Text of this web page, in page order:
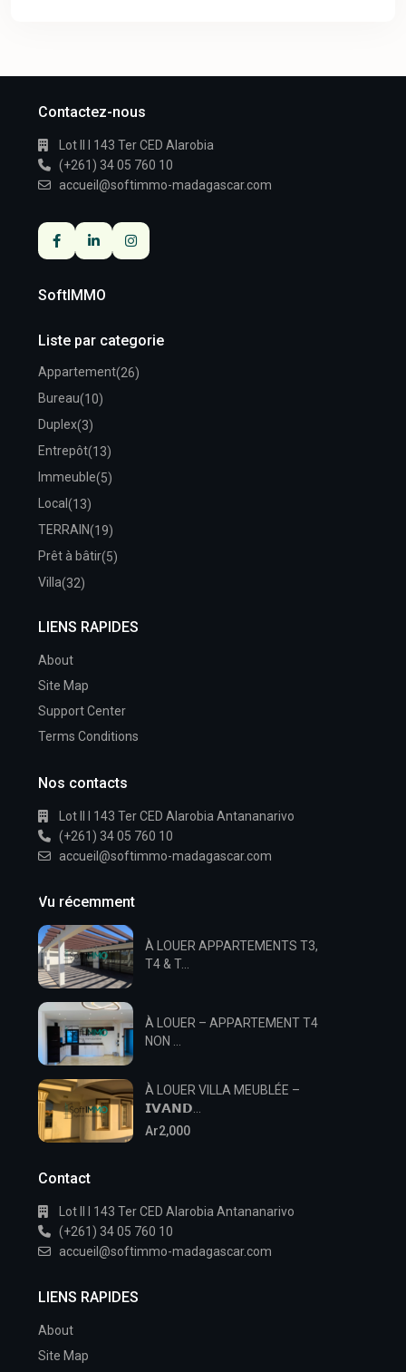
Contactez-nous
Lot II I 143 Ter CED Alarobia
(+261) 34 05 760 10
accueil@softimmo-madagascar.com
SoftIMMO
Liste par categorie
Appartement(26)
Bureau(10)
Duplex(3)
Entrepôt(13)
Immeuble(5)
Local (13)
TERRAIN(19)
Prêt à bâtir(5)
Villa(32)
LIENS RAPIDES
About
Site Map
Support Center
Terms Conditions
Nos contacts
Lot II I 143 Ter CED Alarobia Antananarivo
(+261) 34 05 760 10
accueil@softimmo-madagascar.com
Vu récemment
À LOUER APPARTEMENTS T3,
T4 & T...
À LOUER – APPARTEMENT T4
NON ...
À LOUER VILLA MEUBLÉE –
𝗜𝗩𝗔𝗡𝗗...
Ar2,000
Contact
Lot II I 143 Ter CED Alarobia Antananarivo
(+261) 34 05 760 10
accueil@softimmo-madagascar.com
LIENS RAPIDES
About
Site Map